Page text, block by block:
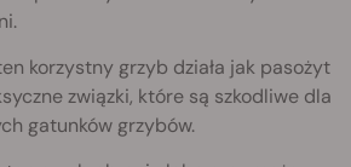
korzystny grzyb działa jak pasożyt
związki, które są szkodliwe dla
gatunków grzybów.